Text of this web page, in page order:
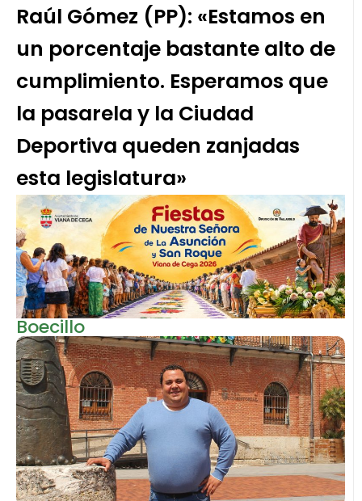
Raúl Gómez (PP): «Estamos en
un porcentaje bastante alto de
cumplimiento. Esperamos que
la pasarela y la Ciudad
Deportiva queden zanjadas
esta legislatura»
Boecillo